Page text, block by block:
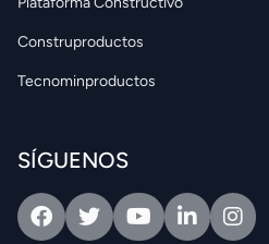
Construproductos
Tecnominproductos
SÍGUENOS
FacebookTwitterYoutubeLinkedinIntagram